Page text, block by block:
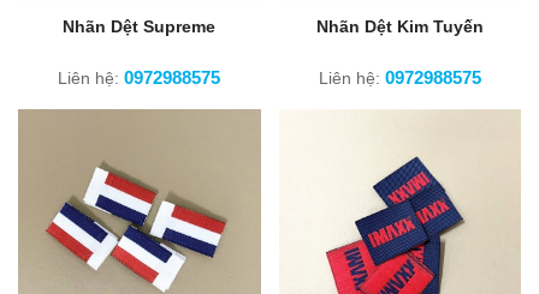
Nhãn Dệt Supreme
Liên hệ:0972988575
Nhãn Dệt Kim Tuyến
Liên hệ: 0972988575